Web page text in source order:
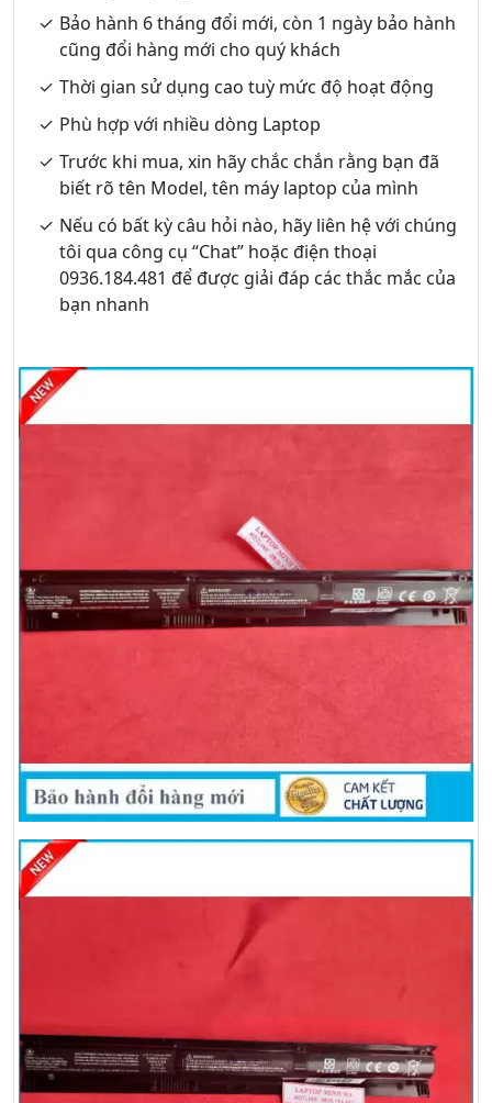
Bảo hành 6 tháng đổi mới, còn 1 ngày bảo hành
cũng đổi hàng mới cho quý khách
Thời gian sử dụng cao tuỳ mức độ hoạt động
Phù hợp với nhiều dòng Laptop
Trước khi mua, xin hãy chắc chắn rằng bạn đã
biết rõ tên Model, tên máy laptop của mình
Nếu có bất kỳ câu hỏi nào, hãy liên hệ với chúng
tôi qua công cụ “Chat” hoặc điện thoại
0936.184.481 để được giải đáp các thắc mắc của
bạn nhanh